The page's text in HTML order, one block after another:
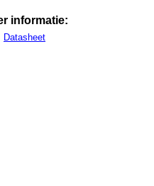
informatie:
Datasheet